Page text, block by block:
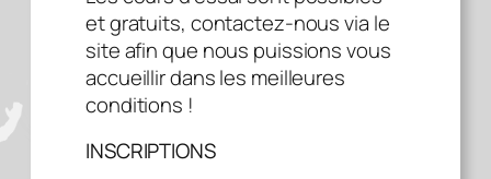
et gratuits, contactez-nous via le
site afin que nous puissions vous
accueillir dans les meilleures
conditions !
INSCRIPTIONS